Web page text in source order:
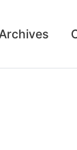
Archives